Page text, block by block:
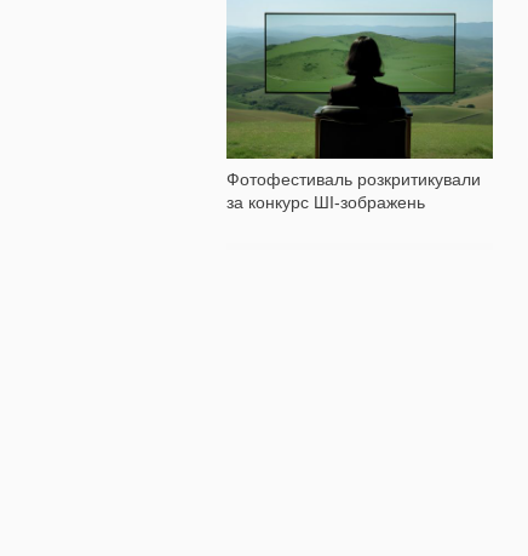
Фотофестиваль розкритикували
за конкурс ШІ-зображень
803